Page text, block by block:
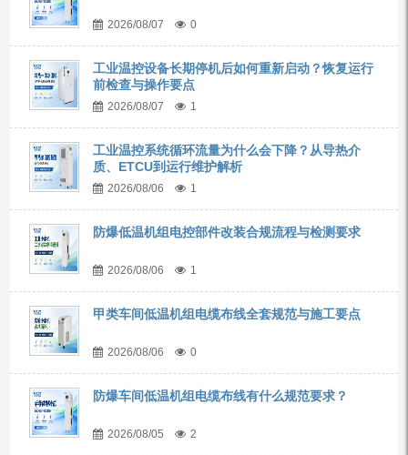
2026/08/07 0
工业温控设备长期停机后如何重新启动？恢复运行
前检查与操作要点
2026/08/07 1
工业温控系统循环流量为什么会下降？从导热介
质、ETCU到运行维护解析
2026/08/06 1
防爆低温机组电控部件改装合规流程与检测要求
2026/08/06 1
甲类车间低温机组电缆布线全套规范与施工要点
2026/08/06 0
防爆车间低温机组电缆布线有什么规范要求？
2026/08/05 2